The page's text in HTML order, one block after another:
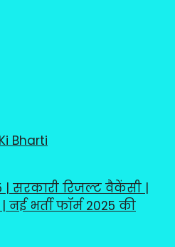
Bharti
| सरकारी रिजल्ट वैकेंसी |
भर्ती फॉर्म 2025 की